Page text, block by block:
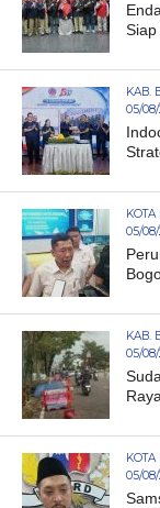
KAB.
05/
KOTA
05/
KAB.
05/
KOTA
05/